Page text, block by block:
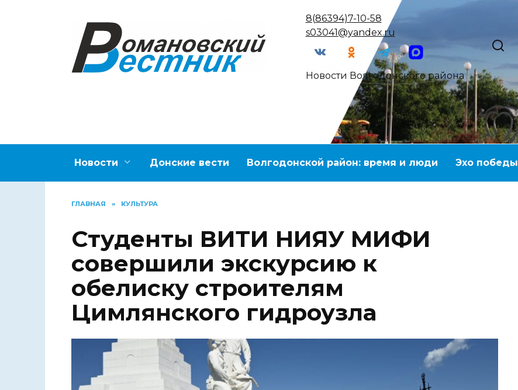
8(86394)7-10-58
s03041@yandex.ru
Новости Волгодонского района
Новости Донские вести Волгодонской район: время и люди Эхо победы
ГЛАВНАЯ » КУЛЬТУРА
Студенты ВИТИ НИЯУ МИФИ
совершили экскурсию к
обелиску строителям
Цимлянского гидроузла